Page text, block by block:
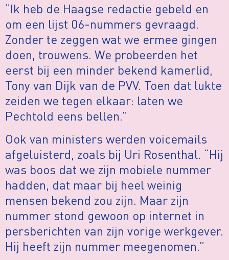
“Ik heb de Haagse redactie gebeld en
om een lijst 06-nummers gevraagd.
Zonder te zeggen wat we ermee gingen
doen, trouwens. We probeerden het
eerst bij een minder bekend kamerlid,
Tony van Dijk van de PVV. Toen dat lukte
zeiden we tegen elkaar: laten we
Pechtold eens bellen.”
Ook van ministers werden voicemails
afgeluisterd, zoals bij Uri Rosenthal. “Hij
was boos dat we zijn mobiele nummer
hadden, dat maar bij heel weinig
mensen bekend zou zijn. Maar zijn
nummer stond gewoon op internet in
persberichten van zijn vorige werkgever.
Hij heeft zijn nummer meegenomen.”